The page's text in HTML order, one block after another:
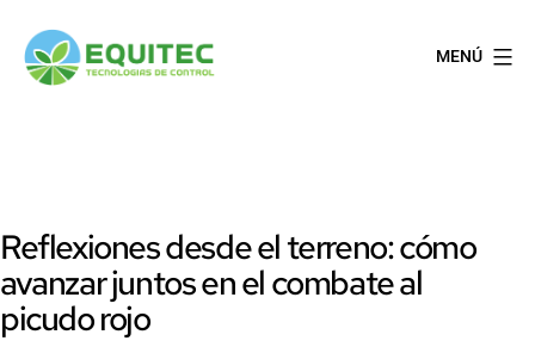
contenido
MENÚ
Reflexiones desde el terreno: cómo
avanzar juntos en el combate al
picudo rojo